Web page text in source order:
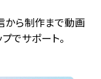
から制作まで動画
でサポート。